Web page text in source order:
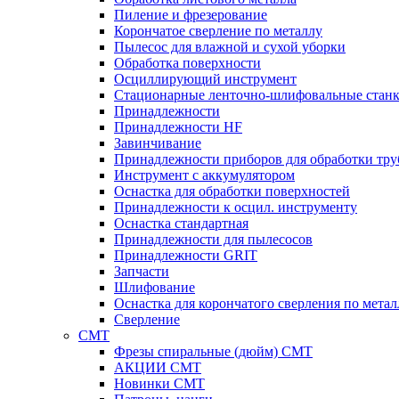
Пиление и фрезерование
Корончатое сверление по металлу
Пылесос для влажной и сухой уборки
Обработка поверхности
Осциллирующий инструмент
Стационарные ленточно-шлифовальные
Принадлежности
Принадлежности HF
Завинчивание
Принадлежности приборов для обработки
Инструмент с аккумулятором
Оснастка для обработки поверхностей
Принадлежности к осцил. инструменту
Оснастка стандартная
Принадлежности для пылесосов
Принадлежности GRIT
Запчасти
Шлифование
Оснастка для корончатого сверления по
Сверление
CMT
Фрезы спиральные (дюйм) СМТ
АКЦИИ СМТ
Новинки CMT